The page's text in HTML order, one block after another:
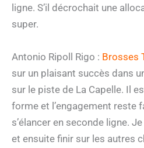
ligne. S’il décrochait une
super.
Antonio Ripoll Rigo : Brosses
sur un plaisant succès dans
sur le piste de La Capelle. Il
forme et l’engagement reste
s’élancer en seconde ligne.
et ensuite finir sur les autres